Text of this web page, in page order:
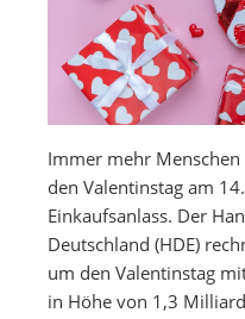
Immer mehr
den Valentinstag am
Einkaufsanlass. Der
Deutschland (HDE)
um den Valentinstag
in Höhe von 1,3